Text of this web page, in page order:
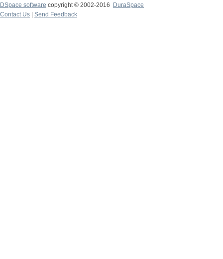
DSpace software copyright © 2002-2016
DuraSpace
Contact Us
Send Feedback